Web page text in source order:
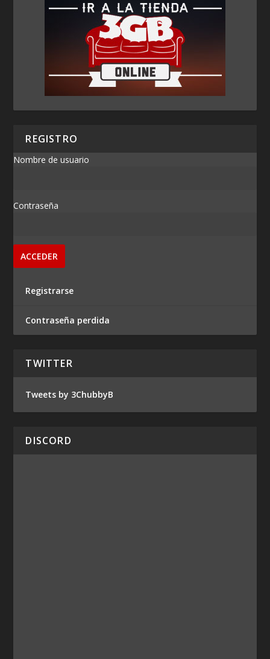
REGISTRO
Nombre de usuario
Contraseña
Registrarse
Contraseña perdida
TWITTER
Tweets by 3ChubbyB
DISCORD